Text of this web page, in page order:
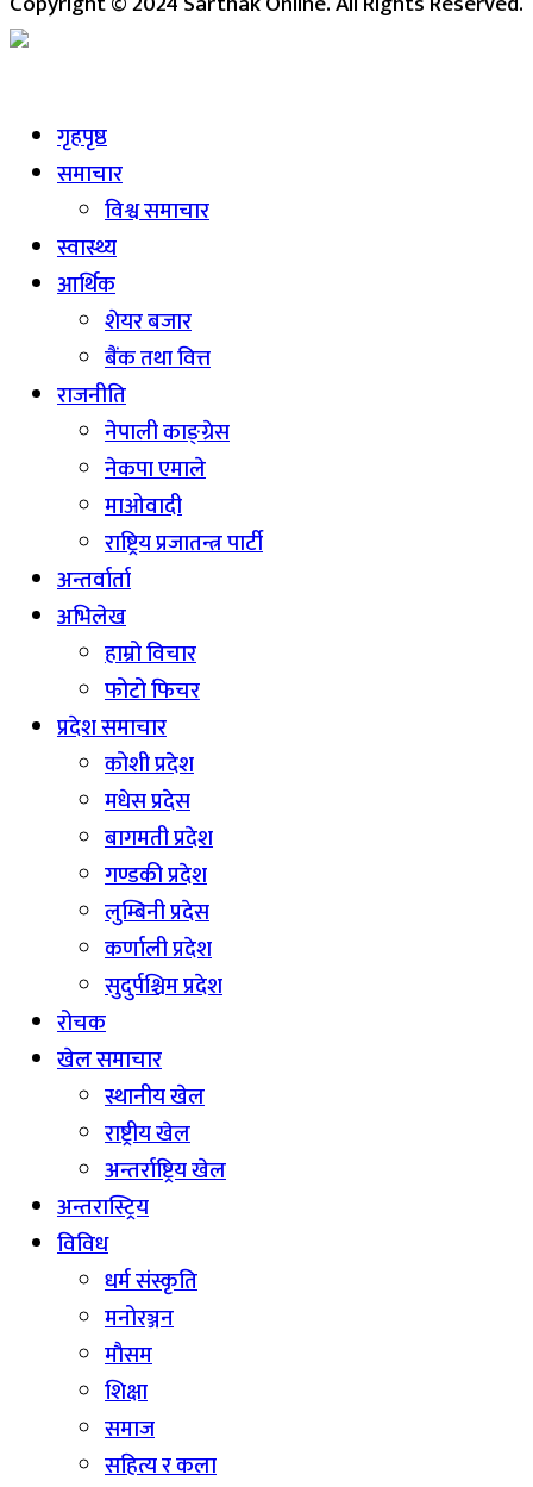
गृहपृष्ठ
समाचार
विश्व समाचार
स्वास्थ्य
आर्थिक
शेयर बजार
बैंक तथा वित्त
राजनीति
नेपाली काङ्ग्रेस
नेकपा एमाले
माओवादी
राष्ट्रिय प्रजातन्त्र पार्टी
अन्तर्वार्ता
अभिलेख
हाम्रो विचार
फोटो फिचर
प्रदेश समाचार
कोशी प्रदेश
मधेस प्रदेस
बागमती प्रदेश
गण्डकी प्रदेश
लुम्बिनी प्रदेस
कर्णाली प्रदेश
सुदुर्पश्चिम प्रदेश
रोचक
खेल समाचार
स्थानीय खेल
राष्ट्रीय खेल
अन्तर्राष्ट्रिय खेल
अन्तरास्ट्रिय
विविध
धर्म संस्कृति
मनोरञ्जन
माैसम
शिक्षा
समाज
सहित्य र कला